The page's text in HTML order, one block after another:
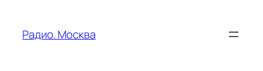
содержимому
Радио. Москва